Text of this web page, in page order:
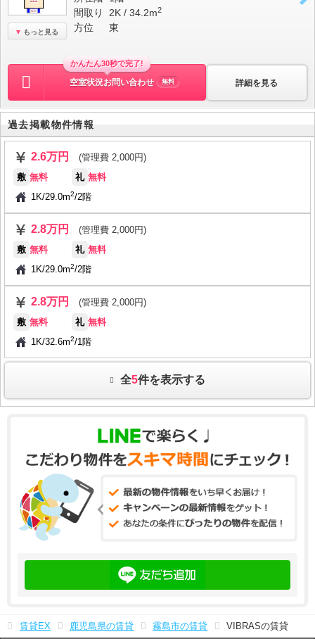
もっと見る
間取り
2K / 34.2m2
方位 東
詳細を見る
かんたん30秒で完了!
空室状況お問い合わせ 無料
過去掲載物件情報
2.6万円
(管理費 2,000円)
敷 無料 礼 無料
1K/29.0m2/2階
2.8万円
(管理費 2,000円)
敷 無料 礼 無料
1K/29.0m2/2階
2.8万円
(管理費 2,000円)
敷 無料 礼 無料
1K/32.6m2/1階
全5件を表示する
賃貸EX 鹿児島県の賃貸 霧島市の賃貸 VIBRASの賃貸